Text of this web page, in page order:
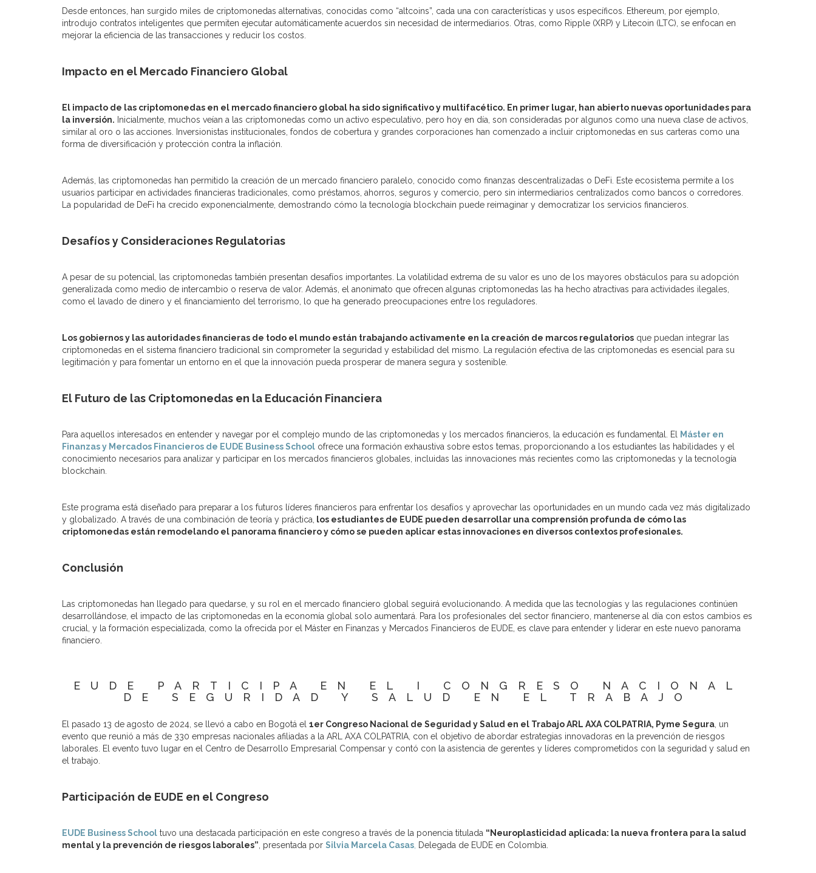
Desde entonces, han surgido miles de criptomonedas alternativas, conocidas como “altcoins”, cada una con características y usos específicos. Ethereum, por ejemplo,
introdujo contratos inteligentes que permiten ejecutar automáticamente acuerdos sin necesidad de intermediarios. Otras, como Ripple (XRP) y Litecoin (LTC), se enfocan en
mejorar la eficiencia de las transacciones y reducir los costos.
Impacto en el Mercado Financiero Global
El impacto de las criptomonedas en el mercado financiero global ha sido significativo y multifacético. En primer lugar, han abierto nuevas oportunidades para
la inversión. Inicialmente, muchos veían a las criptomonedas como un activo especulativo, pero hoy en día, son consideradas por algunos como una nueva clase de activos,
similar al oro o las acciones. Inversionistas institucionales, fondos de cobertura y grandes corporaciones han comenzado a incluir criptomonedas en sus carteras como una
forma de diversificación y protección contra la inflación.
Además, las criptomonedas han permitido la creación de un mercado financiero paralelo, conocido como finanzas descentralizadas o DeFi. Este ecosistema permite a los
usuarios participar en actividades financieras tradicionales, como préstamos, ahorros, seguros y comercio, pero sin intermediarios centralizados como bancos o corredores.
La popularidad de DeFi ha crecido exponencialmente, demostrando cómo la tecnología blockchain puede reimaginar y democratizar los servicios financieros.
Desafíos y Consideraciones Regulatorias
A pesar de su potencial, las criptomonedas también presentan desafíos importantes. La volatilidad extrema de su valor es uno de los mayores obstáculos para su adopción
generalizada como medio de intercambio o reserva de valor. Además, el anonimato que ofrecen algunas criptomonedas las ha hecho atractivas para actividades ilegales,
como el lavado de dinero y el financiamiento del terrorismo, lo que ha generado preocupaciones entre los reguladores.
Los gobiernos y las autoridades financieras de todo el mundo están trabajando activamente en la creación de marcos regulatorios que puedan integrar las
criptomonedas en el sistema financiero tradicional sin comprometer la seguridad y estabilidad del mismo. La regulación efectiva de las criptomonedas es esencial para su
legitimación y para fomentar un entorno en el que la innovación pueda prosperar de manera segura y sostenible.
El Futuro de las Criptomonedas en la Educación Financiera
Para aquellos interesados en entender y navegar por el complejo mundo de las criptomonedas y los mercados financieros, la educación es fundamental. El
Máster en
Finanzas y Mercados Financieros de EUDE Business School ofrece una formación exhaustiva sobre estos temas, proporcionando a los estudiantes las habilidades y el
conocimiento necesarios para analizar y participar en los mercados financieros globales, incluidas las innovaciones más recientes como las criptomonedas y la tecnología
blockchain.
Este programa está diseñado para preparar a los futuros líderes financieros para enfrentar los desafíos y aprovechar las oportunidades en un mundo cada vez más digitalizado
y globalizado. A través de una combinación de teoría y práctica,
los estudiantes de EUDE pueden desarrollar una comprensión profunda de cómo las
criptomonedas están remodelando el panorama financiero y cómo se pueden aplicar estas innovaciones en diversos contextos profesionales.
Conclusión
Las criptomonedas han llegado para quedarse, y su rol en el mercado financiero global seguirá evolucionando. A medida que las tecnologías y las regulaciones continúen
desarrollándose, el impacto de las criptomonedas en la economía global solo aumentará. Para los profesionales del sector financiero, mantenerse al día con estos cambios es
crucial, y la formación especializada, como la ofrecida por el Máster en Finanzas y Mercados Financieros de EUDE, es clave para entender y liderar en este nuevo panorama
financiero.
EUDE PARTICIPA EN EL I CONGRESO NACIONAL
DE SEGURIDAD Y SALUD EN EL TRABAJO
El pasado 13 de agosto de 2024, se llevó a cabo en Bogotá el 1er Congreso Nacional de Seguridad y Salud en el Trabajo ARL AXA COLPATRIA, Pyme Segura , un
evento que reunió a más de 330 empresas nacionales afiliadas a la ARL AXA COLPATRIA, con el objetivo de abordar estrategias innovadoras en la prevención de riesgos
laborales. El evento tuvo lugar en el Centro de Desarrollo Empresarial Compensar y contó con la asistencia de gerentes y líderes comprometidos con la seguridad y salud en
el trabajo.
Participación de EUDE en el Congreso
EUDE Business School tuvo una destacada participación en este congreso a través de la ponencia titulada “Neuroplasticidad aplicada: la nueva frontera para la salud
mental y la prevención de riesgos laborales” , presentada por Silvia Marcela Casas Delegada de EUDE en Colombia.